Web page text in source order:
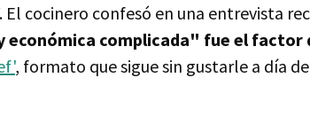
El cocinero confesó en una entrevista
económica complicada" fue el factor
, formato que sigue sin gustarle a día